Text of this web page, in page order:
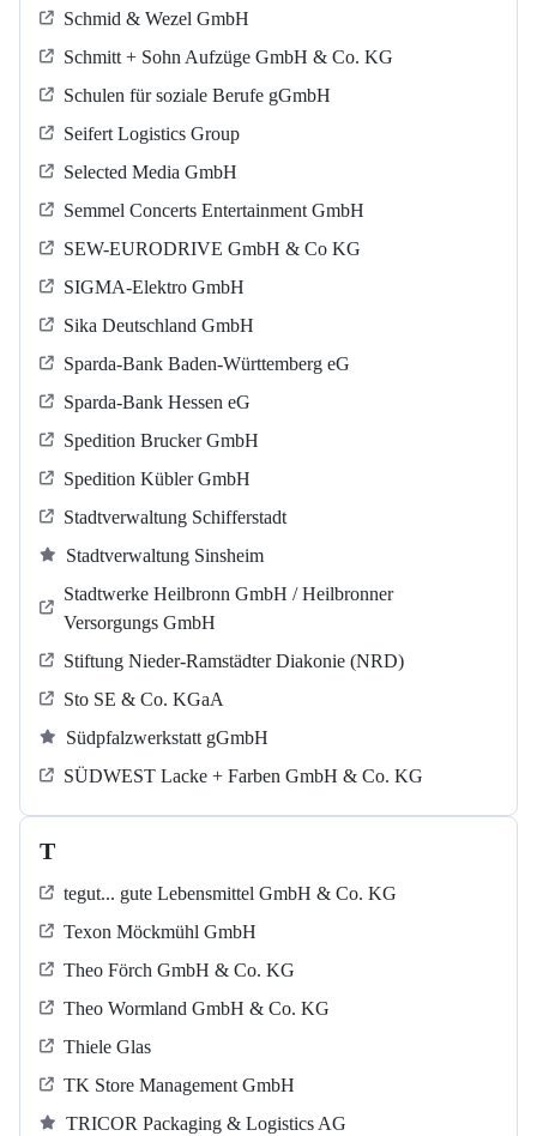
Schmid & Wezel GmbH
Schmitt + Sohn Aufzüge GmbH & Co. KG
Schulen für soziale Berufe gGmbH
Seifert Logistics Group
Selected Media GmbH
Semmel Concerts Entertainment GmbH
SEW-EURODRIVE GmbH & Co KG
SIGMA-Elektro GmbH
Sika Deutschland GmbH
Sparda-Bank Baden-Württemberg eG
Sparda-Bank Hessen eG
Spedition Brucker GmbH
Spedition Kübler GmbH
Stadtverwaltung Schifferstadt
Stadtverwaltung Sinsheim
Stadtwerke Heilbronn GmbH / Heilbronner
Versorgungs GmbH
Stiftung Nieder-Ramstädter Diakonie (NRD)
Sto SE & Co. KGaA
Südpfalzwerkstatt gGmbH
SÜDWEST Lacke + Farben GmbH & Co. KG
T
tegut... gute Lebensmittel GmbH & Co. KG
Texon Möckmühl GmbH
Theo Förch GmbH & Co. KG
Theo Wormland GmbH & Co. KG
Thiele Glas
TK Store Management GmbH
TRICOR Packaging & Logistics AG